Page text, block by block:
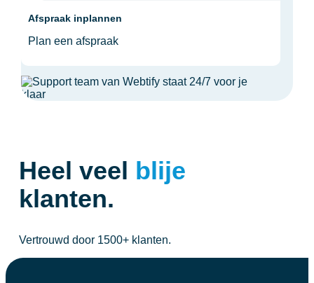
Afspraak inplannen
Plan een afspraak
Heel veel blije
klanten.
Vertrouwd door 1500+ klanten.